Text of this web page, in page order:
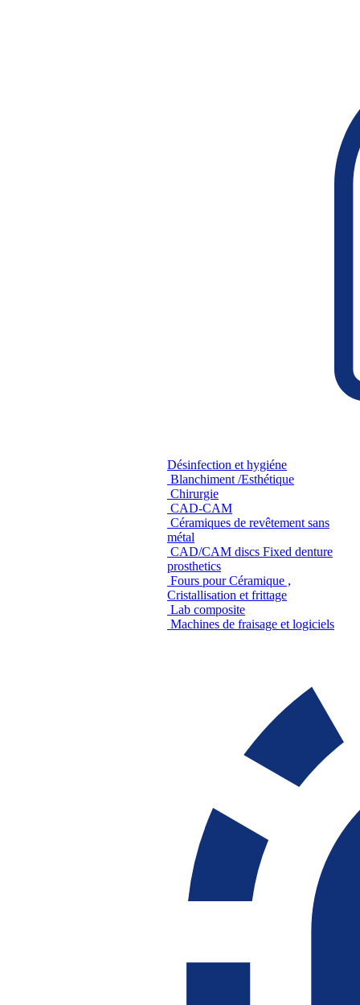
Désinfection et hygiéne
Blanchiment /Esthétique
Chirurgie
CAD-CAM
Céramiques de revêtement sans
métal
CAD/CAM discs Fixed denture
prosthetics
Fours pour Céramique ,
Cristallisation et frittage
Lab composite
Machines de fraisage et logiciels